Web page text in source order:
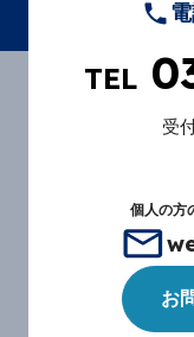
TEL
受
個人の方
お